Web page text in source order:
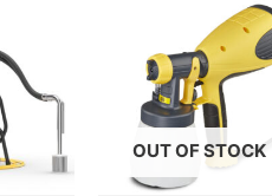
OUT OF STOCK